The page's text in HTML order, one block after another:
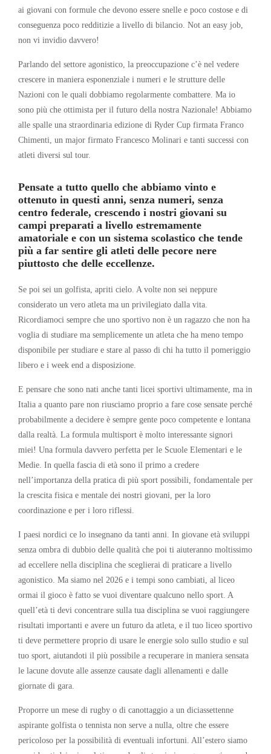
ai giovani con formule che devono essere snelle e poco costose e di
conseguenza poco redditizie a livello di bilancio. Not an easy job,
non vi invidio davvero!
Parlando del settore agonistico, la preoccupazione c’è nel vedere
crescere in maniera esponenziale i numeri e le strutture delle
Nazioni con le quali dobbiamo regolarmente combattere. Ma io
sono più che ottimista per il futuro della nostra Nazionale! Abbiamo
alle spalle una straordinaria edizione di Ryder Cup firmata Franco
Chimenti, un major firmato Francesco Molinari e tanti successi con
atleti diversi sul tour.
Pensate a tutto quello che abbiamo vinto e
ottenuto in questi anni, senza numeri, senza
centro federale, crescendo i nostri giovani su
campi preparati a livello estremamente
amatoriale e con un sistema scolastico che tende
più a far sentire gli atleti delle pecore nere
piuttosto che delle eccellenze.
Se poi sei un golfista, apriti cielo. A volte non sei neppure
considerato un vero atleta ma un privilegiato dalla vita.
Ricordiamoci sempre che uno sportivo non è un ragazzo che non ha
voglia di studiare ma semplicemente un atleta che ha meno tempo
disponibile per studiare e stare al passo di chi ha tutto il pomeriggio
libero e i week end a disposizione.
E pensare che sono nati anche tanti licei sportivi ultimamente, ma in
Italia a quanto pare non riusciamo proprio a fare cose sensate perché
probabilmente a decidere è sempre gente poco competente e lontana
dalla realtà. La formula multisport è molto interessante signori
miei! Una formula davvero perfetta per le Scuole Elementari e le
Medie. In quella fascia di età sono il primo a credere
nell’importanza della pratica di più sport possibili, fondamentale per
la crescita fisica e mentale dei nostri giovani, per la loro
coordinazione e per i loro riflessi.
I paesi nordici ce lo insegnano da tanti anni. In giovane età sviluppi
senza ombra di dubbio delle qualità che poi ti aiuteranno moltissimo
ad eccellere nella disciplina che sceglierai di praticare a livello
agonistico. Ma siamo nel 2026 e i tempi sono cambiati, al liceo
ormai il gioco è fatto se vuoi diventare qualcuno nello sport. A
quell’età ti devi concentrare sulla tua disciplina se vuoi raggiungere
risultati importanti e avere un futuro da atleta, e il tuo liceo sportivo
ti deve permettere proprio di usare le energie solo sullo studio e sul
tuo sport, aiutandoti il più possibile a recuperare in maniera sensata
le lacune dovute alle assenze causate dagli allenamenti e dalle
giornate di gara.
Proporre un mese di rugby o di canottaggio a un diciassettenne
aspirante golfista o tennista non serve a nulla, oltre che essere
pericoloso per la possibilità di eventuali infortuni. All’estero siamo